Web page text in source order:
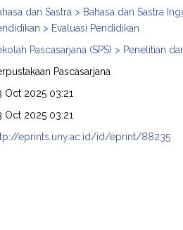
dan Sastra > Bahasa dan Sastra
> Evaluasi Pendidikan
Pascasarjana (SPS) > Penelitian
Pascasarjana
Oct 2025 03:21
Oct 2025 03:21
eprints.uny.ac.id/id/eprint/88235